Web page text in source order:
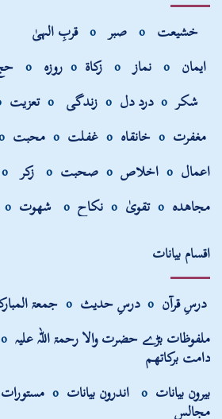
خشیعت
صبرo
قربِ الہیٰ
ایمان
نمازo زکاۃ روزہ
شکرo درد دل زندگی تعزیت
مغفرت
خانقاہ غفلت محبت
اعمال
اخلاص صحبت زکرo
مجاھدہ
تقویٰ نکاح شھوت
اقسام بیانات
درسِ قرآن
درسِ حدیث جمعۃ
ملفوظات بڑے حضرت والا رحمۃ اللہ علیہ
دامت برکاتھم
بیرون بیانات
اندرون بیانات
مجالس